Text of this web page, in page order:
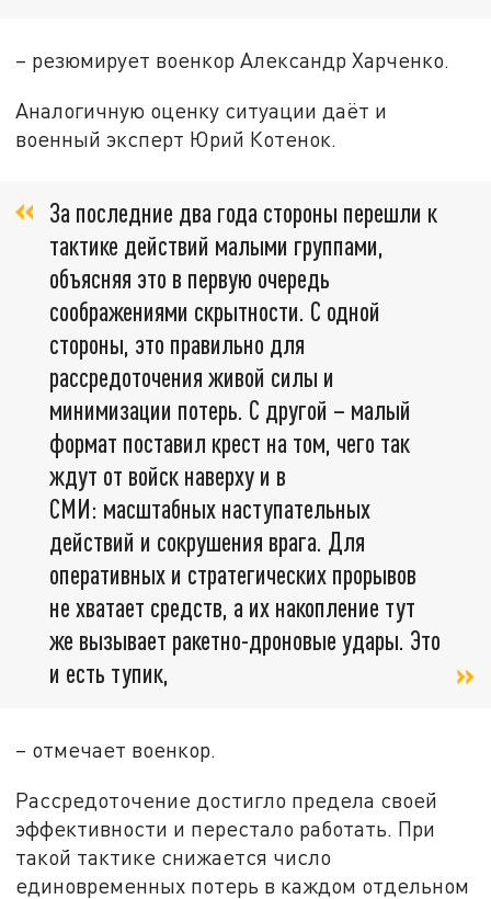
– резюмирует военкор Александр Харченко.
Аналогичную оценку ситуации даёт и
военный эксперт Юрий Котенок.
За последние два года стороны перешли к
тактике действий малыми группами,
объясняя это в первую очередь
соображениями скрытности. С одной
стороны, это правильно для
рассредоточения живой силы и
минимизации потерь. С другой – малый
формат поставил крест на том, чего так
ждут от войск наверху и в
СМИ: масштабных наступательных
действий и сокрушения врага. Для
оперативных и стратегических прорывов
не хватает средств, а их накопление тут
же вызывает ракетно-дроновые удары. Это
и есть тупик,
– отмечает военкор.
Рассредоточение достигло предела своей
эффективности и перестало работать. При
такой тактике снижается число
единовременных потерь в каждом отдельном